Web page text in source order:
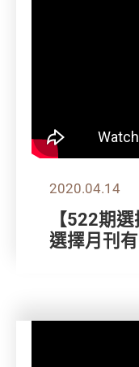
2020.04.14
【522期
選擇月刊